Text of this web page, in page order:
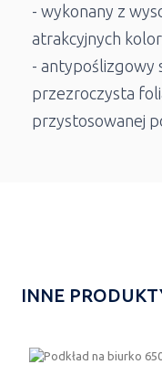
- wykonany z
atrakcyjnych
- antypoślizgowy
przezroczysta
przystosowanej
INNE